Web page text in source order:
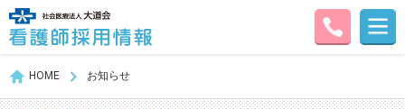
HOME お知らせ